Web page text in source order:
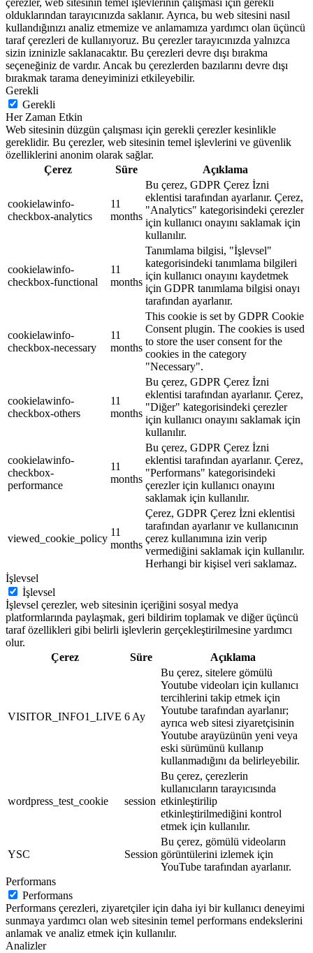
çerezler, web sitesinin temel işlevlerinin çalışması için gerekli
olduklarından tarayıcınızda saklanır. Ayrıca, bu web sitesini nasıl
kullandığınızı analiz etmemize ve anlamamıza yardımcı olan üçüncü
taraf çerezleri de kullanıyoruz. Bu çerezler tarayıcınızda yalnızca
sizin izninizle saklanacaktır. Bu çerezleri devre dışı bırakma
seçeneğiniz de vardır. Ancak bu çerezlerden bazılarını devre dışı
bırakmak tarama deneyiminizi etkileyebilir.
Gerekli
Gerekli
Her Zaman Etkin
Web sitesinin düzgün çalışması için gerekli çerezler kesinlikle
gereklidir. Bu çerezler, web sitesinin temel işlevlerini ve güvenlik
özelliklerini anonim olarak sağlar.
Çerez
Süre Açıklama
cookielawinfo-
checkbox-analytics
11
months
Bu çerez, GDPR Çerez İzni
eklentisi tarafından ayarlanır. Çerez,
"Analytics" kategorisindeki çerezler
için kullanıcı onayını saklamak için
kullanılır.
cookielawinfo-
checkbox-functional
11
months
Tanımlama bilgisi, "İşlevsel"
kategorisindeki tanımlama bilgileri
için kullanıcı onayını kaydetmek
için GDPR tanımlama bilgisi onayı
tarafından ayarlanır.
cookielawinfo-
checkbox-necessary
11
months
This cookie is set by GDPR Cookie
Consent plugin. The cookies is used
to store the user consent for the
cookies in the category
"Necessary".
cookielawinfo-
checkbox-others
11
months
Bu çerez, GDPR Çerez İzni
eklentisi tarafından ayarlanır. Çerez,
"Diğer" kategorisindeki çerezler
için kullanıcı onayını saklamak için
kullanılır.
cookielawinfo-
checkbox-
performance
11
months
Bu çerez, GDPR Çerez İzni
eklentisi tarafından ayarlanır. Çerez,
"Performans" kategorisindeki
çerezler için kullanıcı onayını
saklamak için kullanılır.
viewed_cookie_policy
11
months
Çerez, GDPR Çerez İzni eklentisi
tarafından ayarlanır ve kullanıcının
çerez kullanımına izin verip
vermediğini saklamak için kullanılır.
Herhangi bir kişisel veri saklamaz.
İşlevsel
İşlevsel
İşlevsel çerezler, web sitesinin içeriğini sosyal medya
platformlarında paylaşmak, geri bildirim toplamak ve diğer üçüncü
taraf özellikleri gibi belirli işlevlerin gerçekleştirilmesine yardımcı
olur.
Çerez
Süre Açıklama
VISITOR_INFO1_LIVE 6 Ay
Bu çerez, sitelere gömülü
Youtube videoları için kullanıcı
tercihlerini takip etmek için
Youtube tarafından ayarlanır;
ayrıca web sitesi ziyaretçisinin
Youtube arayüzünün yeni veya
eski sürümünü kullanıp
kullanmadığını da belirleyebilir.
wordpress_test_cookie session
Bu çerez, çerezlerin
kullanıcıların tarayıcısında
etkinleştirilip
etkinleştirilmediğini kontrol
etmek için kullanılır.
YSC Session
Bu çerez, gömülü videoların
görüntülerini izlemek için
YouTube tarafından ayarlanır.
Performans
Performans
Performans çerezleri, ziyaretçiler için daha iyi bir kullanıcı deneyimi
sunmaya yardımcı olan web sitesinin temel performans endekslerini
anlamak ve analiz etmek için kullanılır.
Analizler